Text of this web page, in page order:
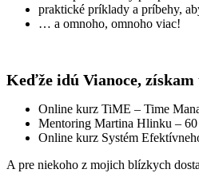
praktické príklady a príbehy,
… a omnoho, omnoho viac!
Keďže idú Vianoce,
Online kurz TiME – Time
Mentoring Martina Hlinku –
Online kurz Systém
A pre niekoho z mojich blízkych